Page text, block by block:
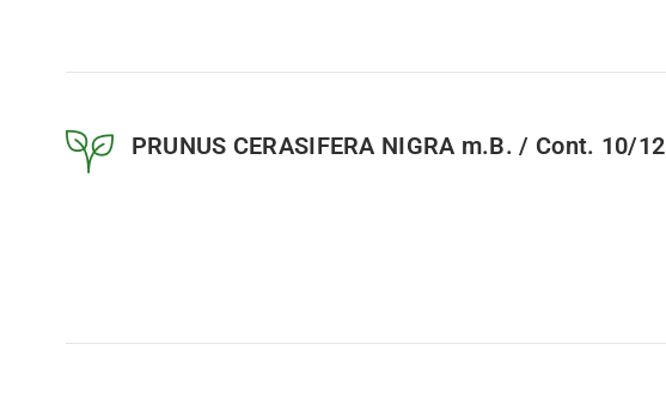
PRUNUS CERASIFERA NIGRA m.B. / Cont. 10/12